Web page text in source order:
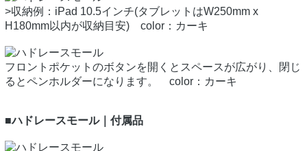
>収納例：iPad 10.5インチ(タブレットはW250mm x
H180mm以内が収納目安) color：カーキ
フロントポケットのボタンを開くとスペースが広がり、閉じ
るとペンホルダーになります。 color：カーキ
■ハドレースモール｜付属品